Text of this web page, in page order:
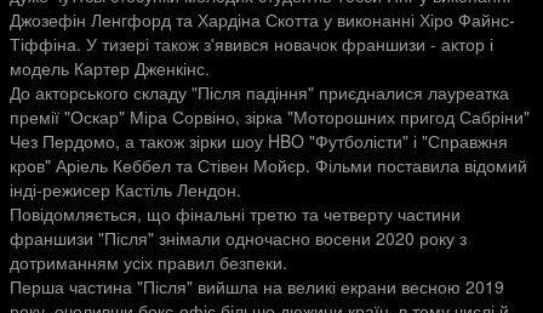
Джозефін Ленгфорд та Хардіна Скотта у виконанні Хіро Файнс-
Тіффіна. У тизері також з'явився новачок франшизи - актор і
модель Картер Дженкінс.
До акторського складу "Після падіння" приєдналися лауреатка
премії "Оскар" Міра Сорвіно, зірка "Моторошних пригод Сабріни"
Чез Пердомо, а також зірки шоу HBO "Футболісти" і "Справжня
кров" Аріель Кеббел та Стівен Мойєр. Фільми поставила відомий
інді-режисер Кастіль Лендон.
Повідомляється, що фінальні третю та четверту частини
франшизи "Після" знімали одночасно восени 2020 року з
дотриманням усіх правил безпеки.
Перша частина "Після" вийшла на великі екрани весною 2019